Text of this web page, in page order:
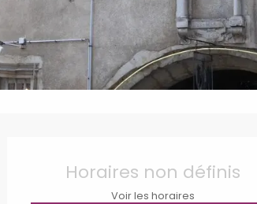
Ouverture et
Horaires non définis
Voir les horaires